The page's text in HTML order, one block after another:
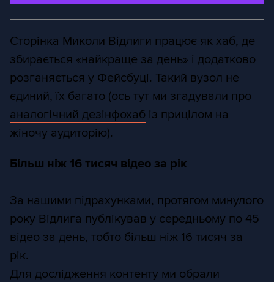
Сторінка Миколи Відлиги працює як хаб, де
збирається «найкраще за день» і додатково
розганяється у Фейсбуці. Такий вузол не
єдиний, їх багато (ось тут ми згадували про
аналогічний дезінфохаб із прицілом на
жіночу аудиторію).
Більш ніж 16 тисяч відео за рік
За нашими підрахунками, протягом минулого
року Відлига публікував у середньому по 45
відео за день, тобто більш ніж 16 тисяч за
рік.
Для дослідження контенту ми обрали